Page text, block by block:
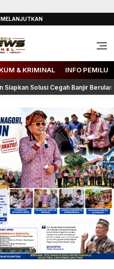
MELANJUTKAN
Chanel& Inspiratif
& KRIMINAL INFO PEMILU
Solusi Cegah Banjir Berulang